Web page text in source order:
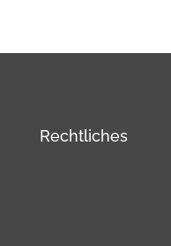
Rechtliches